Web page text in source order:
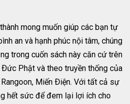
mong muốn giúp các bạn tự
an và hạnh phúc nội tâm, chúng
trong cuốn sách này căn cứ trên
Phật và theo truyền thống của
Miến Ðiện. Với tất cả sự
hết sức để đem lại lợi ích cho